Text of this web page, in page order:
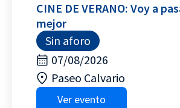
CINE DE VERANO: Voy a
mejor
Sin aforo
07/08/2026
Paseo Calvario
Ver evento